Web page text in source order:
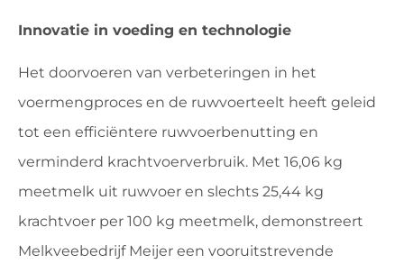
Innovatie in voeding en technologie
Het doorvoeren van verbeteringen in het
voermengproces en de ruwvoerteelt heeft geleid
tot een efficiëntere ruwvoerbenutting en
verminderd krachtvoerverbruik. Met 16,06 kg
meetmelk uit ruwvoer en slechts 25,44 kg
krachtvoer per 100 kg meetmelk, demonstreert
Melkveebedrijf Meijer een vooruitstrevende